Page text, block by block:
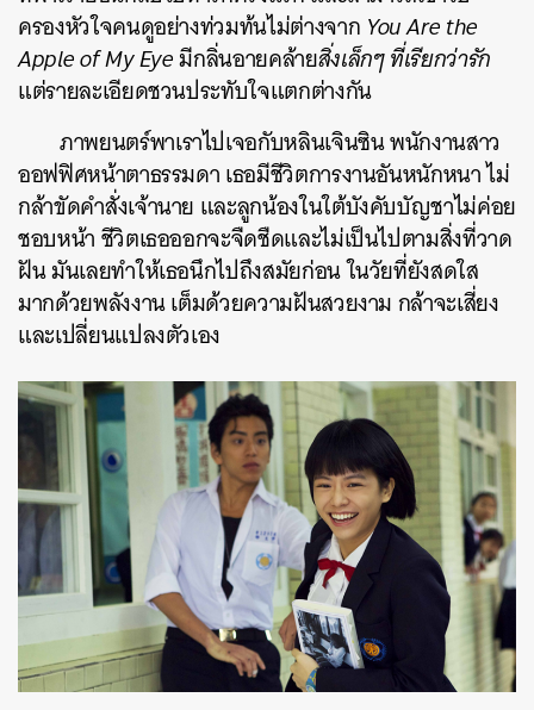
ครองหัวใจคนดูอย่างท่วมท้นไม่ต่างจาก You Are the
Apple of My Eyeมีกลิ่นอายคล้ายสิ่งเล็กๆ ที่เรียกว่ารัก
แต่รายละเอียดชวนประทับใจแตกต่างกัน
ภาพยนตร์พาเราไปเจอกับหลินเจินซิน พนักงานสาว
ออฟฟิศหน้าตาธรรมดา เธอมีชีวิตการงานอันหนักหนา ไม่
กล้าขัดคำสั่งเจ้านาย และลูกน้องในใต้บังคับบัญชาไม่ค่อย
ชอบหน้า ชีวิตเธอออกจะจืดชืดและไม่เป็นไปตามสิ่งที่วาด
ฝัน มันเลยทำให้เธอนึกไปถึงสมัยก่อน ในวัยที่ยังสดใส
มากด้วยพลังงาน เต็มด้วยความฝันสวยงาม กล้าจะเสี่ยง
และเปลี่ยนแปลงตัวเอง